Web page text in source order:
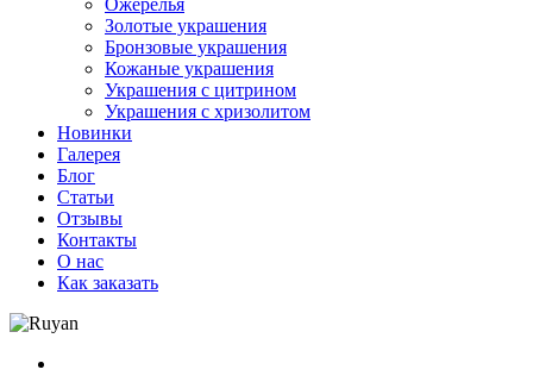
Золотые украшения
Бронзовые украшения
Кожаные украшения
Украшения с цитрином
Украшения с хризолитом
Новинки
Галерея
Блог
Статьи
Отзывы
Контакты
О нас
Как заказать